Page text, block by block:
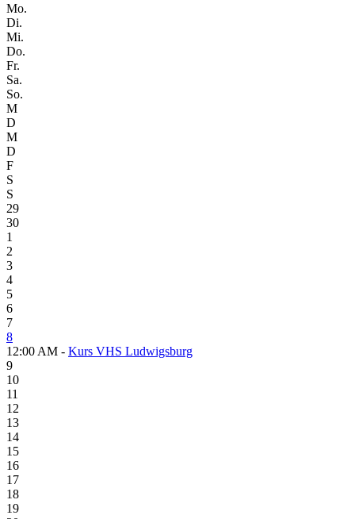
Mo.
Di.
Mi.
Do.
Fr.
Sa.
So.
M
D
M
D
F
S
S
29
30
1
2
3
4
5
6
7
8
12:00 AM - Kurs VHS Ludwigsburg
9
10
11
12
13
14
15
16
17
18
19